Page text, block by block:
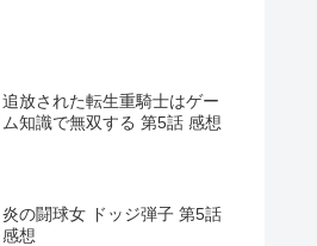
追放された転生重騎士はゲー
ム知識で無双する 第5話 感想
炎の闘球女 ドッジ弾子 第5話
感想